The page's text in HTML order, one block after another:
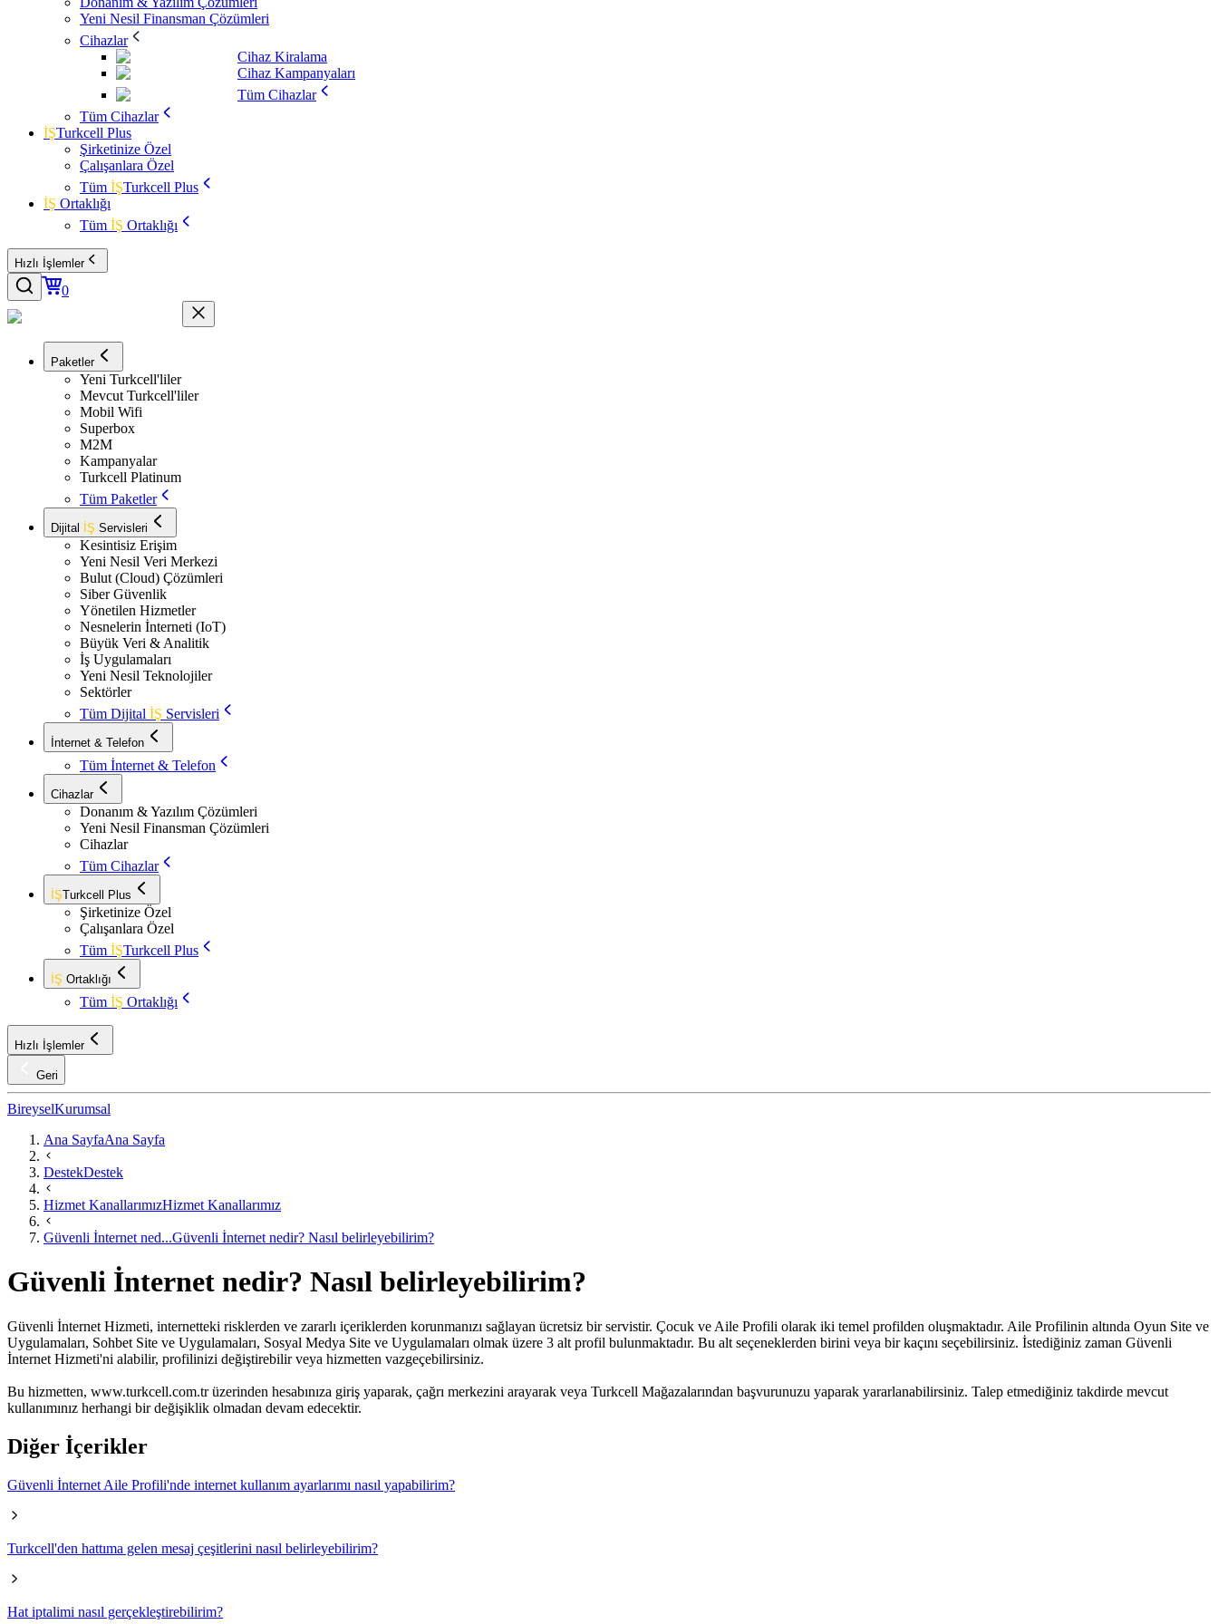
Yeni Nesil Finansman Çözümleri
Cihazlar
Cihaz Kiralama
Cihaz Kampanyaları
Tüm Cihazlar
Tüm Cihazlar
İŞTurkcell Plus
Şirketinize Özel
Çalışanlara Özel
Tüm İŞTurkcell Plus
İŞ Ortaklığı
Tüm İŞ Ortaklığı
Hızlı İşlemler
0
Paketler
Yeni Turkcell'liler
Mevcut Turkcell'liler
Mobil Wifi
Superbox
M2M
Kampanyalar
Turkcell Platinum
Tüm Paketler
Dijital İŞ Servisleri
Kesintisiz Erişim
Yeni Nesil Veri Merkezi
Bulut (Cloud) Çözümleri
Siber Güvenlik
Yönetilen Hizmetler
Nesnelerin İnterneti (IoT)
Büyük Veri & Analitik
İş Uygulamaları
Yeni Nesil Teknolojiler
Sektörler
Tüm Dijital İŞ Servisleri
İnternet & Telefon
Tüm İnternet & Telefon
Cihazlar
Donanım & Yazılım Çözümleri
Yeni Nesil Finansman Çözümleri
Cihazlar
Tüm Cihazlar
İŞTurkcell Plus
Şirketinize Özel
Çalışanlara Özel
Tüm İŞTurkcell Plus
İŞ Ortaklığı
Tüm İŞ Ortaklığı
Hızlı İşlemler
Geri
BireyselKurumsal
Ana SayfaAna Sayfa
DestekDestek
Hizmet KanallarımızHizmet Kanallarımız
Güvenli İnternet ned...Güvenli İnternet nedir? Nasıl belirleyebilirim?
Güvenli İnternet nedir? Nasıl belirleyebilirim?
Güvenli İnternet Hizmeti, internetteki risklerden ve zararlı içeriklerden korunmanızı sağlayan ücretsiz bir servistir. Çocuk ve Aile Profili olarak iki temel profilden oluşmaktadır. Aile Profilinin altında Oyun Site ve
Uygulamaları, Sohbet Site ve Uygulamaları, Sosyal Medya Site ve Uygulamaları olmak üzere 3 alt profil bulunmaktadır. Bu alt seçeneklerden birini veya bir kaçını seçebilirsiniz. İstediğiniz zaman Güvenli
İnternet Hizmeti'ni alabilir, profilinizi değiştirebilir veya hizmetten vazgeçebilirsiniz.
​ ​Bu hizmetten, www.turkcell.com.tr üzerinden hesabınıza giriş yaparak, çağrı merkezini arayarak veya Turkcell Mağazalarından başvurunuzu yaparak yararlanabilirsiniz. Talep etmediğiniz takdirde mevcut
kullanımınız herhangi bir değişiklik olmadan devam edecektir.
Diğer İçerikler
Güvenli İnternet Aile Profili'nde internet kullanım ayarlarımı nasıl yapabilirim?
Turkcell'den hattıma gelen mesaj çeşitlerini nasıl belirleyebilirim?
Hat iptalimi nasıl gerçekleştirebilirim?